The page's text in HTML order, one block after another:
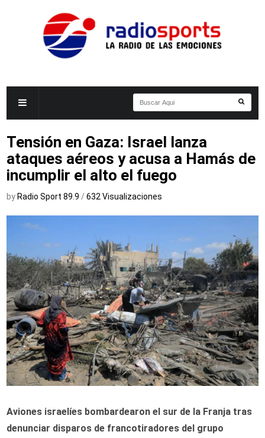
Tensión en Gaza: Israel lanza
ataques aéreos y acusa a Hamás de
incumplir el alto el fuego
by Radio Sport 89.9 /632 Visualizaciones
Aviones israelíes bombardearon el sur de la Franja tras
denunciar disparos de francotiradores del grupo